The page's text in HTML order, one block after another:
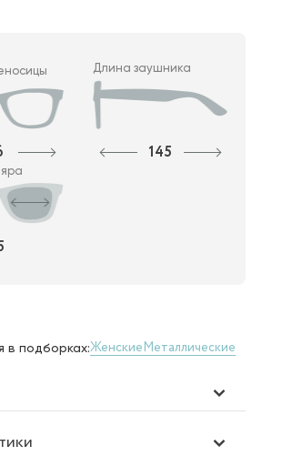
Длина заушника
145
в подборках:ЖенскиеМеталлические